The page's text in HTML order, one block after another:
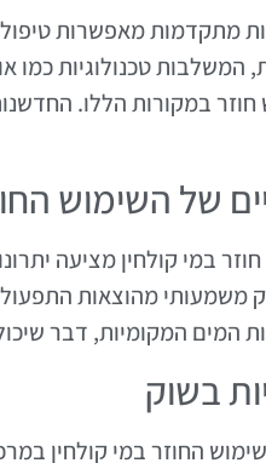
מתקדמות מאפשרות
המשלבות טכנולוגיות
במקורות הללו.
של השימוש
במי קולחין מציעה
משמעותי מהוצאות
המים המקומיות, דבר
בשוק
החוזר במי קולחין